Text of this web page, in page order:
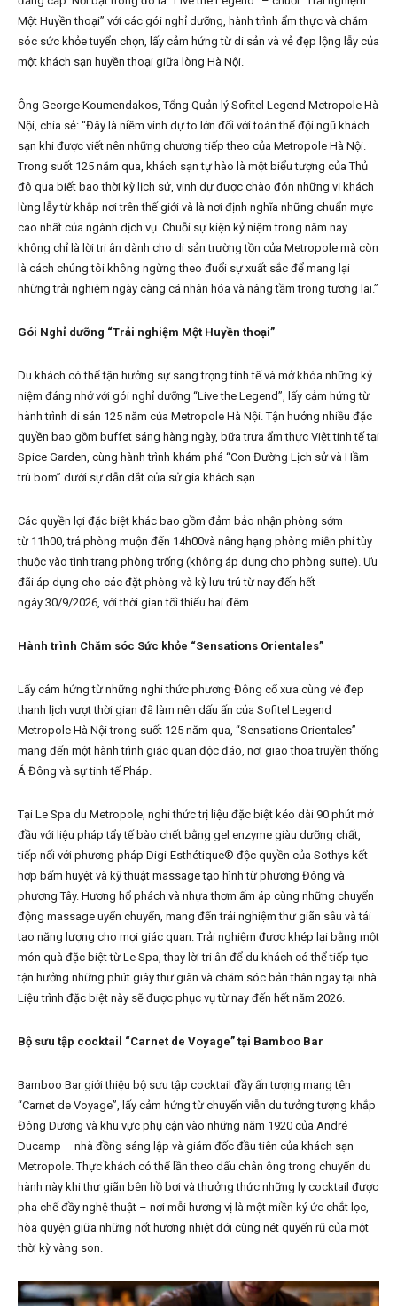
Một Huyền thoại” với các gói nghỉ dưỡng, hành trình ẩm thực và chăm
sóc sức khỏe tuyển chọn, lấy cảm hứng từ di sản và vẻ đẹp lộng lẫy của
một khách sạn huyền thoại giữa lòng Hà Nội.
Ông George Koumendakos, Tổng Quản lý Sofitel Legend Metropole Hà
Nội, chia sẻ: “Đây là niềm vinh dự to lớn đối với toàn thể đội ngũ khách
sạn khi được viết nên những chương tiếp theo của Metropole Hà Nội.
Trong suốt 125 năm qua, khách sạn tự hào là một biểu tượng của Thủ
đô qua biết bao thời kỳ lịch sử, vinh dự được chào đón những vị khách
lừng lẫy từ khắp nơi trên thế giới và là nơi định nghĩa những chuẩn mực
cao nhất của ngành dịch vụ. Chuỗi sự kiện kỷ niệm trong năm nay
không chỉ là lời tri ân dành cho di sản trường tồn của Metropole mà còn
là cách chúng tôi không ngừng theo đuổi sự xuất sắc để mang lại
những trải nghiệm ngày càng cá nhân hóa và nâng tầm trong tương lai.”
Gói Nghỉ dưỡng “Trải nghiệm Một Huyền thoại”
Du khách có thể tận hưởng sự sang trọng tinh tế và mở khóa những kỷ
niệm đáng nhớ với gói nghỉ dưỡng “Live the Legend”, lấy cảm hứng từ
hành trình di sản 125 năm của Metropole Hà Nội. Tận hưởng nhiều đặc
quyền bao gồm buffet sáng hàng ngày, bữa trưa ẩm thực Việt tinh tế tại
Spice Garden, cùng hành trình khám phá “Con Đường Lịch sử và Hầm
trú bom” dưới sự dẫn dắt của sử gia khách sạn.
Các quyền lợi đặc biệt khác bao gồm đảm bảo nhận phòng sớm
từ 11h00, trả phòng muộn đến 14h00và nâng hạng phòng miễn phí tùy
thuộc vào tình trạng phòng trống (không áp dụng cho phòng suite). Ưu
đãi áp dụng cho các đặt phòng và kỳ lưu trú từ nay đến hết
ngày 30/9/2026, với thời gian tối thiểu hai đêm.
Hành trình Chăm sóc Sức khỏe “Sensations Orientales”
Lấy cảm hứng từ những nghi thức phương Đông cổ xưa cùng vẻ đẹp
thanh lịch vượt thời gian đã làm nên dấu ấn của Sofitel Legend
Metropole Hà Nội trong suốt 125 năm qua, “Sensations Orientales”
mang đến một hành trình giác quan độc đáo, nơi giao thoa truyền thống
Á Đông và sự tinh tế Pháp.
Tại Le Spa du Metropole, nghi thức trị liệu đặc biệt kéo dài 90 phút mở
đầu với liệu pháp tẩy tế bào chết bằng gel enzyme giàu dưỡng chất,
tiếp nối với phương pháp Digi-Esthétique® độc quyền của Sothys kết
hợp bấm huyệt và kỹ thuật massage tạo hình từ phương Đông và
phương Tây. Hương hổ phách và nhựa thơm ấm áp cùng những chuyển
động massage uyển chuyển, mang đến trải nghiệm thư giãn sâu và tái
tạo năng lượng cho mọi giác quan. Trải nghiệm được khép lại bằng một
món quà đặc biệt từ Le Spa, thay lời tri ân để du khách có thể tiếp tục
tận hưởng những phút giây thư giãn và chăm sóc bản thân ngay tại nhà.
Liệu trình đặc biệt này sẽ được phục vụ từ nay đến hết năm 2026.
Bộ sưu tập cocktail “Carnet de Voyage” tại Bamboo Bar
Bamboo Bar giới thiệu bộ sưu tập cocktail đầy ấn tượng mang tên
“Carnet de Voyage”, lấy cảm hứng từ chuyến viễn du tưởng tượng khắp
Đông Dương và khu vực phụ cận vào những năm 1920 của André
Ducamp – nhà đồng sáng lập và giám đốc đầu tiên của khách sạn
Metropole. Thực khách có thể lần theo dấu chân ông trong chuyến du
hành này khi thư giãn bên hồ bơi và thưởng thức những ly cocktail được
pha chế đầy nghệ thuật – nơi mỗi hương vị là một miền ký ức chắt lọc,
hòa quyện giữa những nốt hương nhiệt đới cùng nét quyến rũ của một
thời kỳ vàng son.